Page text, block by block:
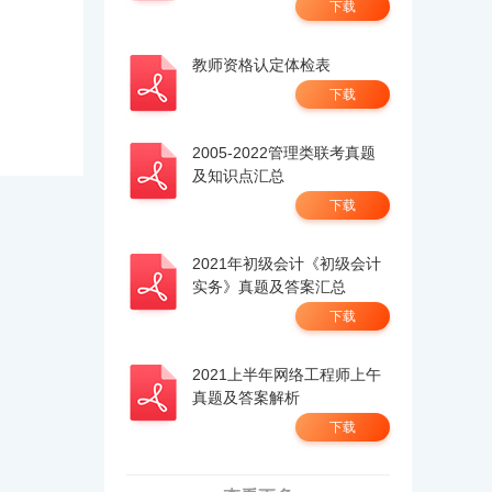
下载
教师资格认定体检表
下载
2005-2022管理类联考真题
及知识点汇总
下载
2021年初级会计《初级会计
实务》真题及答案汇总
下载
2021上半年网络工程师上午
真题及答案解析
下载